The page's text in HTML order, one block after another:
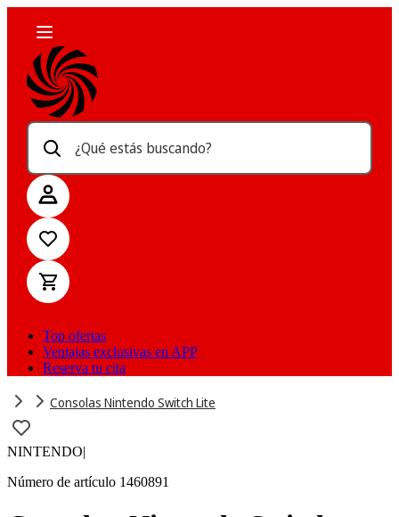
¿Qué estás buscando?
Top ofertas
Ventajas exclusivas en APP
Reserva tu cita
Consolas Nintendo Switch Lite
NINTENDO|
Número de artículo 1460891